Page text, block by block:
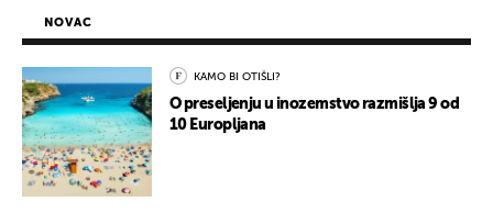
NOVAC
KAMO BI OTIŠLI?
O preseljenju u inozemstvo razmišlja 9 od
10 Europljana